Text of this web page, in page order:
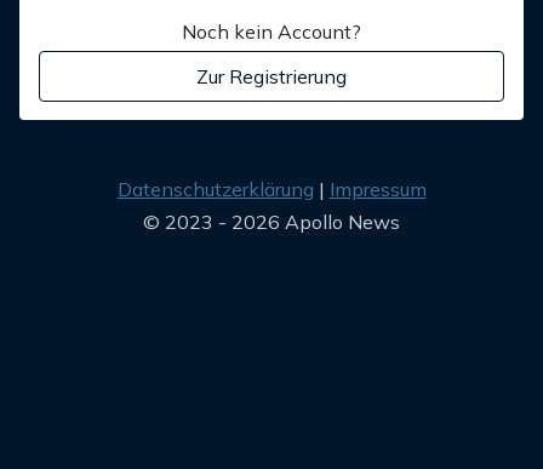
Noch kein Account?
Zur Registrierung
Datenschutzerklärung
Impressum
© 2023 - 2026 Apollo News